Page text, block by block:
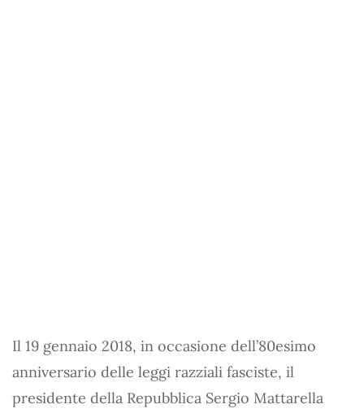
Il 19 gennaio 2018, in occasione dell’80esimo
anniversario delle leggi razziali fasciste, il
presidente della Repubblica Sergio Mattarella